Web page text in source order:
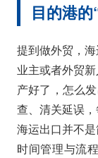
目的港
提到做外贸，
业主或者外贸
产好了，怎么
查、清关延误
海运出口并不
时间管理与流